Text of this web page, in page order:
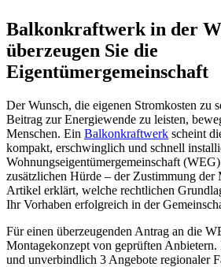
Balkonkraftwerk in der
überzeugen Sie die
Eigentümergemeinschaft
Der Wunsch, die eigenen Stromkosten zu
Beitrag zur Energiewende zu leisten,
Menschen. Ein Balkonkraftwerk scheint
kompakt, erschwinglich und schnell
Wohnungseigentümergemeinschaft
zusätzlichen Hürde – der Zustimmung der
Artikel erklärt, welche rechtlichen
Ihr Vorhaben erfolgreich in der
Für einen überzeugenden Antrag an die
Montagekonzept von geprüften
und unverbindlich 3 Angebote regionaler